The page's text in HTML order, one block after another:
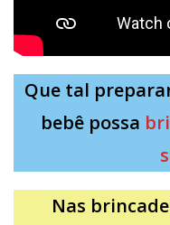
Que tal
bebê possa
Nas